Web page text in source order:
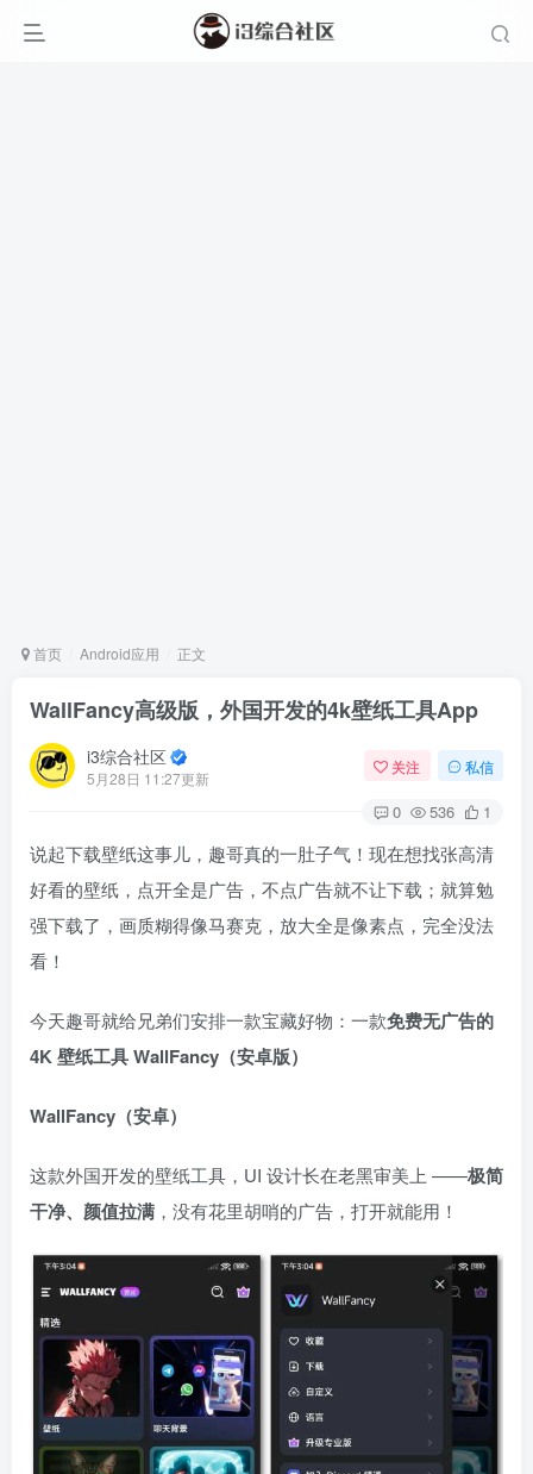
首页 Android应用 正文
WallFancy高级版，外国开发的4k壁纸工具App
i3综合社区
5月28日 11:27更新
关注 私信
0 536 1
说起下载壁纸这事儿，趣哥真的一肚子气！现在想找张高清
好看的壁纸，点开全是广告，不点广告就不让下载；就算勉
强下载了，画质糊得像马赛克，放大全是像素点，完全没法
看！
今天趣哥就给兄弟们安排一款宝藏好物：一款免费无广告的
4K 壁纸工具 WallFancy（安卓版）
WallFancy（安卓）
这款外国开发的壁纸工具，UI 设计长在老黑审美上 ——极简
干净、颜值拉满 ，没有花里胡哨的广告，打开就能用！